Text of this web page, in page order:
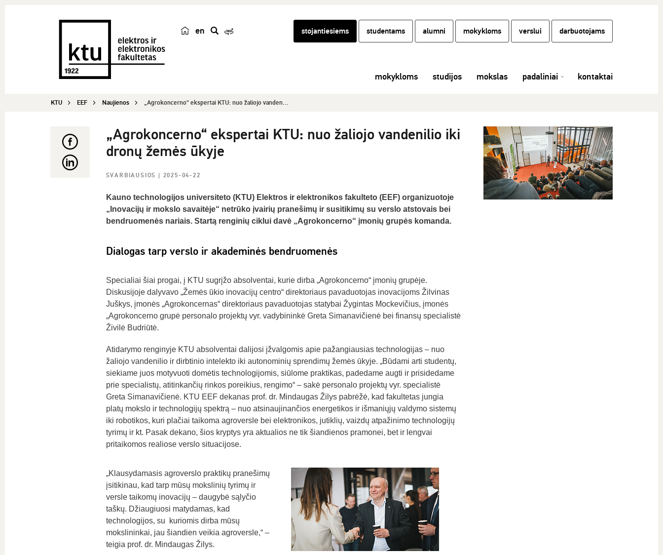
en
k
stojantiesiems studentams alumni mokykloms verslui darbuotojams
mokykloms studijos mokslas padaliniai kontaktai
KTU EEF Naujienos „Agrokoncerno“ ekspertai KTU: nuo žaliojo vanden...
„Agrokoncerno“ ekspertai KTU: nuo žaliojo vandenilio iki
dronų žemės ūkyje
SVARBIAUSIOS | 2025-04-22
Kauno technologijos universiteto (KTU) Elektros ir elektronikos fakulteto (EEF) organizuotoje
„Inovacijų ir mokslo savaitėje“ netrūko įvairių pranešimų ir susitikimų su verslo atstovais bei
bendruomenės nariais. Startą renginių ciklui davė „Agrokoncerno“ įmonių grupės komanda.
Dialogas tarp verslo ir akademinės bendruomenės
Specialiai šiai progai, į KTU sugrįžo absolventai, kurie dirba „Agrokoncerno“ įmonių grupėje.
Diskusijoje dalyvavo „Žemės ūkio inovacijų centro“ direktoriaus pavaduotojas inovacijoms Žilvinas
Juškys, įmonės „Agrokoncernas“ direktoriaus pavaduotojas statybai Žygintas Mockevičius, įmonės
„Agrokoncerno grupė personalo projektų vyr. vadybininkė Greta Simanavičienė bei finansų specialistė
Živilė Budriūtė.
Atidarymo renginyje KTU absolventai dalijosi įžvalgomis apie pažangiausias technologijas – nuo
žaliojo vandenilio ir dirbtinio intelekto iki autonominių sprendimų žemės ūkyje. „Būdami arti studentų,
siekiame juos motyvuoti domėtis technologijomis, siūlome praktikas, padedame augti ir prisidedame
prie specialistų, atitinkančių rinkos poreikius, rengimo“ – sakė personalo projektų vyr. specialistė
Greta Simanavičienė. KTU EEF dekanas prof. dr. Mindaugas Žilys pabrėžė, kad fakultetas jungia
platų mokslo ir technologijų spektrą – nuo atsinaujinančios energetikos ir išmaniųjų valdymo sistemų
iki robotikos, kuri plačiai taikoma agroversle bei elektronikos, jutiklių, vaizdų atpažinimo technologijų
tyrimų ir kt. Pasak dekano, šios kryptys yra aktualios ne tik šiandienos pramonei, bet ir lengvai
pritaikomos realiose verslo situacijose.
„Klausydamasis agroverslo praktikų pranešimų
įsitikinau, kad tarp mūsų mokslinių tyrimų ir
versle taikomų inovacijų – daugybė sąlyčio
taškų. Džiaugiuosi matydamas, kad
technologijos, su kuriomis dirba mūsų
mokslininkai, jau šiandien veikia agroversle,“ –
teigia prof. dr. Mindaugas Žilys.